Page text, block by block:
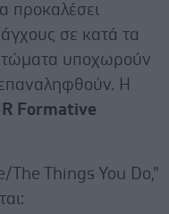
προκαλέσει
σε κατά τα
υποχωρούν
Η
Formative
The Things You Do,"